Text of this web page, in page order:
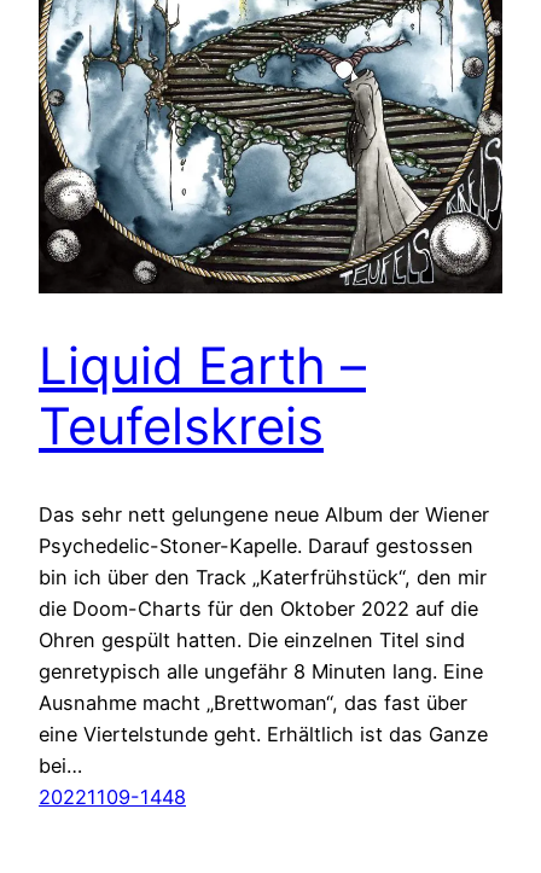
Liquid Earth –
Teufelskreis
Das sehr nett gelungene neue Album der Wiener
Psychedelic-Stoner-Kapelle. Darauf gestossen
bin ich über den Track „Katerfrühstück“, den mir
die Doom-Charts für den Oktober 2022 auf die
Ohren gespült hatten. Die einzelnen Titel sind
genretypisch alle ungefähr 8 Minuten lang. Eine
Ausnahme macht „Brettwoman“, das fast über
eine Viertelstunde geht. Erhältlich ist das Ganze
bei…
20221109-1448